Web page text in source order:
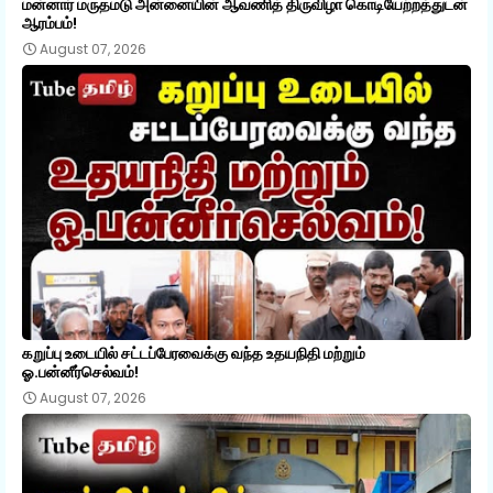
ஆரம்பம்!
August 07, 2026
கறுப்பு உடையில் சட்டப்பேரவைக்கு வந்த உதயநிதி மற்றும்
ஓ.பன்னீர்செல்வம்!
August 07, 2026